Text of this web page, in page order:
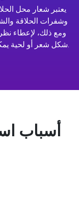
يعتبر شعار محل
وشفرات الحلاقة
ومع ذلك، لإعطاء
شكل شعر أو لحية يمكنها أيضًا التحدث نيابة عن علامتك التجارية.
أسباب